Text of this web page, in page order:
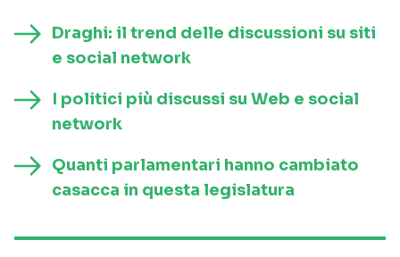
Draghi: il trend delle discussioni su siti
e social network
I politici più discussi su Web e social
network
Quanti parlamentari hanno cambiato
casacca in questa legislatura